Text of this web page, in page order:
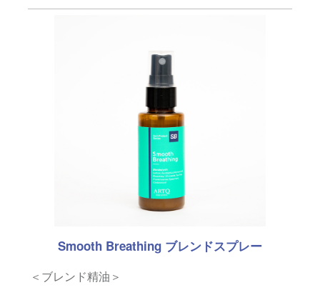
Smooth Breathing ブレンドスプレー
＜ブレンド精油＞